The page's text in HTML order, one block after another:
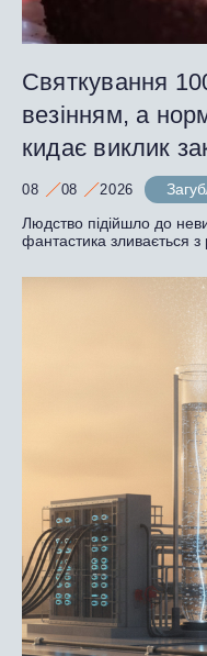
Святкування
везінням, а
кидає виклик
08 08 2026
Людство підійшло до
фантастика зливається з